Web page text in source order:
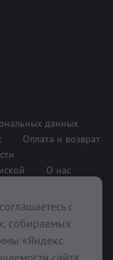
данных
Оплата и возврат
О нас
с
собираемых
«Яндекс
сайта.